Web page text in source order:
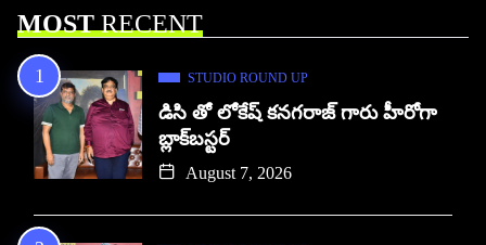
MOSTRECENT
STUDIO ROUND UP
డిసి తో లోకేష్ కనగరాజ్ గారు హీరోగా
బ్లాక్‌బస్టర్
August 7, 2026